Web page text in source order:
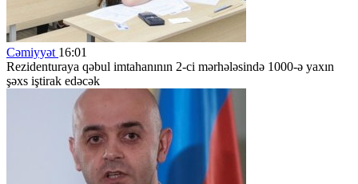
Cəmiyyət 16:01
Rezidenturaya qəbul imtahanının 2-ci mərhələsində 1000-ə yaxın
şəxs iştirak edəcək